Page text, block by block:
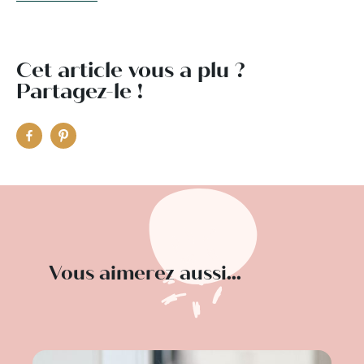
Cet article vous a plu ?
Partagez-le !
Vous aimerez aussi...